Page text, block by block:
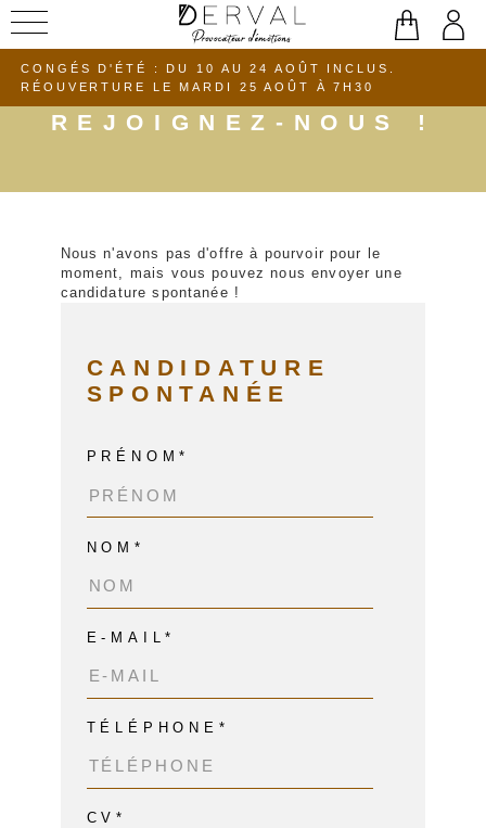
Aller
au
contenu
CONGÉS D'ÉTÉ : DU 10 AU 24 AOÛT INCLUS.
RÉOUVERTURE LE MARDI 25 AOÛT À 7H30
REJOIGNEZ-NOUS !
CANDIDATURE
SPONTANÉE
PRÉNOM*
NOM*
E-MAIL*
TÉLÉPHONE*
CV*
Nous n'avons pas d'offre à pourvoir pour le
moment, mais vous pouvez nous envoyer une
candidature spontanée !